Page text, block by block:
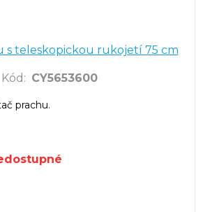
s teleskopickou rukojetí 75 cm
Kód : CY5653600
prachu.